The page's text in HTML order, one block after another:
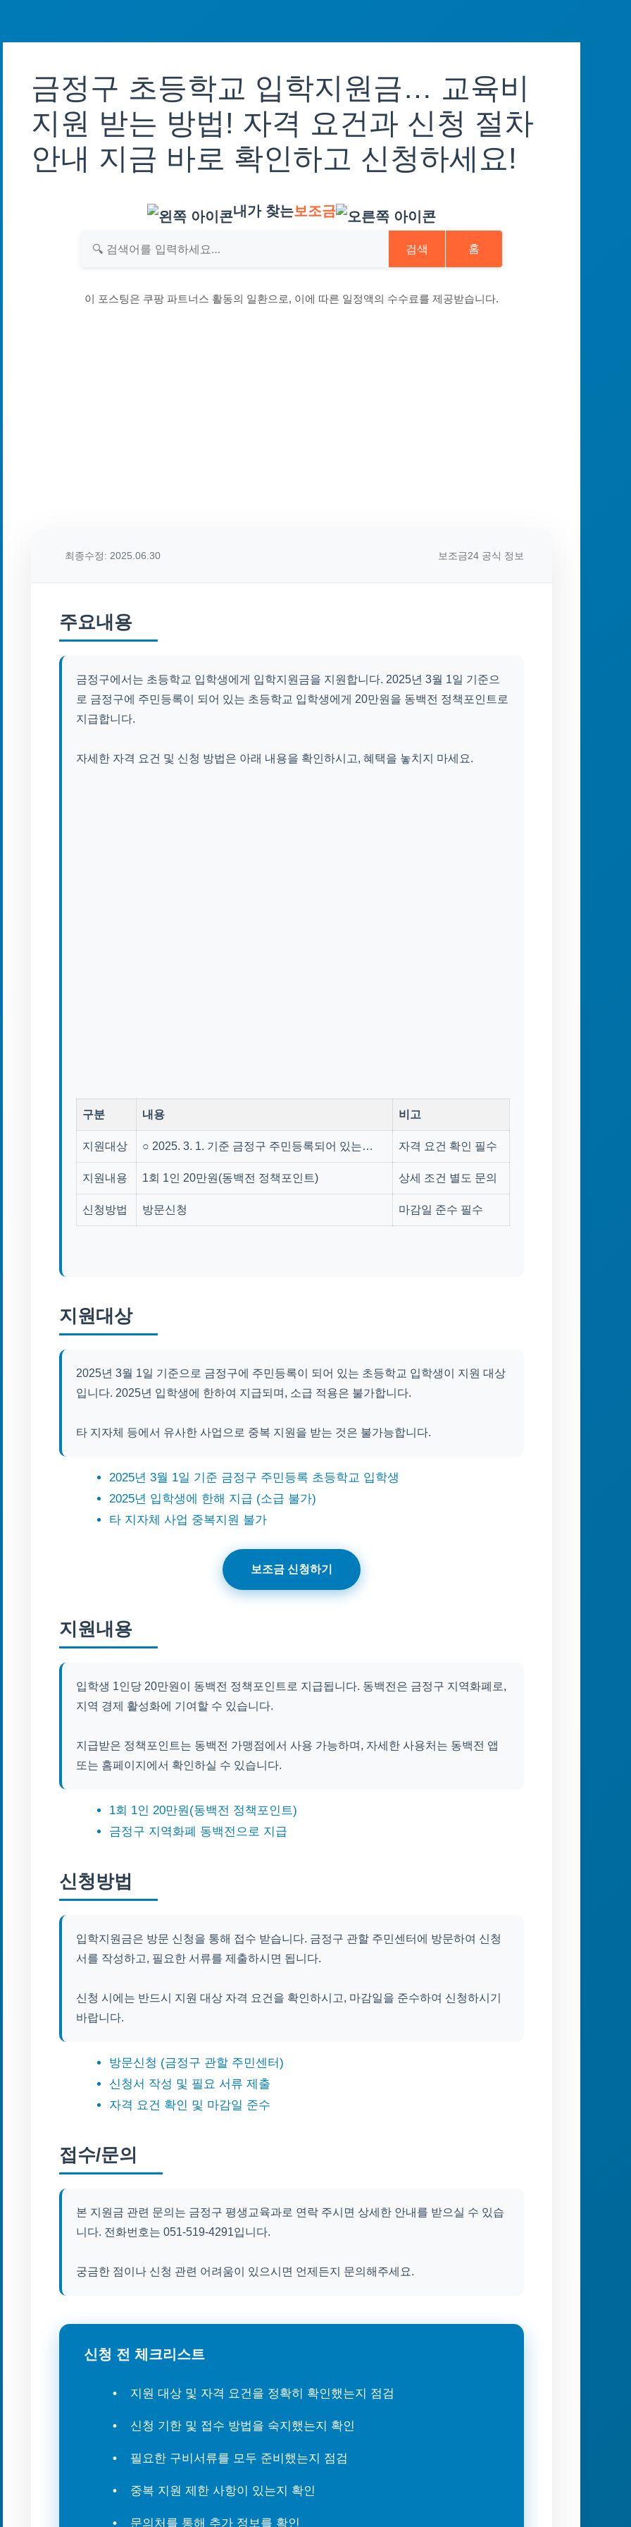
금정구 초등학교 입학지원금… 교육비
지원 받는 방법! 자격 요건과 신청 절차
안내 지금 바로 확인하고 신청하세요!
내가 찾는보조금
검색 홈
이 포스팅은 쿠팡 파트너스 활동의 일환으로, 이에 따른 일정액의 수수료를 제공받습니다.
최종수정: 2025.06.30 보조금24 공식 정보
주요내용
금정구에서는 초등학교 입학생에게 입학지원금을 지원합니다. 2025년 3월 1일 기준으
로 금정구에 주민등록이 되어 있는 초등학교 입학생에게 20만원을 동백전 정책포인트로
지급합니다.
자세한 자격 요건 및 신청 방법은 아래 내용을 확인하시고, 혜택을 놓치지 마세요.
구분 내용 비고
지원대상 ○ 2025. 3. 1. 기준 금정구 주민등록되어 있는… 자격 요건 확인 필수
지원내용 1회 1인 20만원(동백전 정책포인트) 상세 조건 별도 문의
신청방법 방문신청 마감일 준수 필수
지원대상
2025년 3월 1일 기준으로 금정구에 주민등록이 되어 있는 초등학교 입학생이 지원 대상
입니다. 2025년 입학생에 한하여 지급되며, 소급 적용은 불가합니다.
타 지자체 등에서 유사한 사업으로 중복 지원을 받는 것은 불가능합니다.
2025년 3월 1일 기준 금정구 주민등록 초등학교 입학생
2025년 입학생에 한해 지급 (소급 불가)
타 지자체 사업 중복지원 불가
보조금 신청하기
지원내용
입학생 1인당 20만원이 동백전 정책포인트로 지급됩니다. 동백전은 금정구 지역화폐로,
지역 경제 활성화에 기여할 수 있습니다.
지급받은 정책포인트는 동백전 가맹점에서 사용 가능하며, 자세한 사용처는 동백전 앱
또는 홈페이지에서 확인하실 수 있습니다.
1회 1인 20만원(동백전 정책포인트)
금정구 지역화폐 동백전으로 지급
신청방법
입학지원금은 방문 신청을 통해 접수 받습니다. 금정구 관할 주민센터에 방문하여 신청
서를 작성하고, 필요한 서류를 제출하시면 됩니다.
신청 시에는 반드시 지원 대상 자격 요건을 확인하시고, 마감일을 준수하여 신청하시기
바랍니다.
방문신청 (금정구 관할 주민센터)
신청서 작성 및 필요 서류 제출
자격 요건 확인 및 마감일 준수
접수/문의
본 지원금 관련 문의는 금정구 평생교육과로 연락 주시면 상세한 안내를 받으실 수 있습
니다. 전화번호는 051-519-4291입니다.
궁금한 점이나 신청 관련 어려움이 있으시면 언제든지 문의해주세요.
신청 전 체크리스트
지원 대상 및 자격 요건을 정확히 확인했는지 점검
신청 기한 및 접수 방법을 숙지했는지 확인
필요한 구비서류를 모두 준비했는지 점검
중복 지원 제한 사항이 있는지 확인
문의처를 통해 추가 정보를 확인